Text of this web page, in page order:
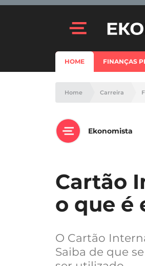
HOME FINANÇAS
Home Carreira
Ekonomista
Cartão
o que é
O Cartão
Saiba de que